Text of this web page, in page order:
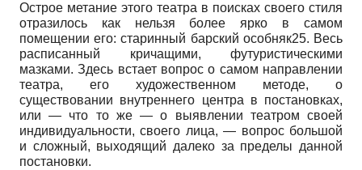
Острое метание этого театра в поисках своего стиля
отразилось как нельзя более ярко в самом
помещении его: старинный барский особняк25. Весь
расписанный кричащими, футуристическими
мазками. Здесь встает вопрос о самом направлении
театра, его художественном методе, о
существовании внутреннего центра в постановках,
или — что то же — о выявлении театром своей
индивидуальности, своего лица, — вопрос большой
и сложный, выходящий далеко за пределы данной
постановки.